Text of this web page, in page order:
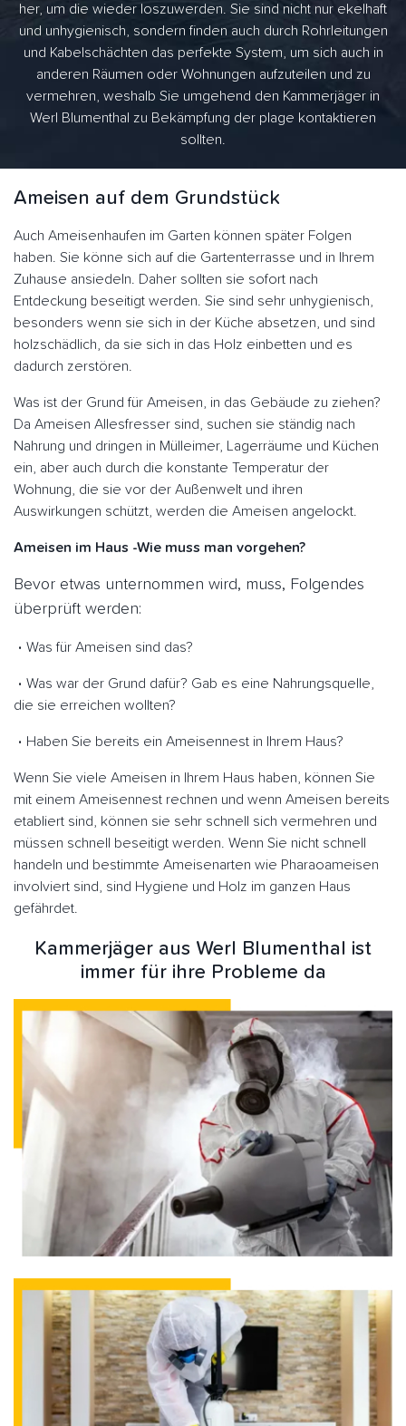
her, um die wieder loszuwerden. Sie sind nicht nur ekelhaft
und unhygienisch, sondern finden auch durch Rohrleitungen
und Kabelschächten das perfekte System, um sich auch in
anderen Räumen oder Wohnungen aufzuteilen und zu
vermehren, weshalb Sie umgehend den Kammerjäger in
Werl Blumenthal zu Bekämpfung der plage kontaktieren
sollten.
Ameisen auf dem Grundstück
Auch Ameisenhaufen im Garten können später Folgen
haben. Sie könne sich auf die Gartenterrasse und in Ihrem
Zuhause ansiedeln. Daher sollten sie sofort nach
Entdeckung beseitigt werden. Sie sind sehr unhygienisch,
besonders wenn sie sich in der Küche absetzen, und sind
holzschädlich, da sie sich in das Holz einbetten und es
dadurch zerstören.
Was ist der Grund für Ameisen, in das Gebäude zu ziehen?
Da Ameisen Allesfresser sind, suchen sie ständig nach
Nahrung und dringen in Mülleimer, Lagerräume und Küchen
ein, aber auch durch die konstante Temperatur der
Wohnung, die sie vor der Außenwelt und ihren
Auswirkungen schützt, werden die Ameisen angelockt.
Ameisen im Haus -Wie muss man vorgehen?
Bevor etwas unternommen wird, muss, Folgendes
überprüft werden:
Was für Ameisen sind das?
Was war der Grund dafür? Gab es eine Nahrungsquelle,
die sie erreichen wollten?
Haben Sie bereits ein Ameisennest in Ihrem Haus?
Wenn Sie viele Ameisen in Ihrem Haus haben, können Sie
mit einem Ameisennest rechnen und wenn Ameisen bereits
etabliert sind, können sie sehr schnell sich vermehren und
müssen schnell beseitigt werden. Wenn Sie nicht schnell
handeln und bestimmte Ameisenarten wie Pharaoameisen
involviert sind, sind Hygiene und Holz im ganzen Haus
gefährdet.
Kammerjäger aus Werl Blumenthal ist
immer für ihre Probleme da